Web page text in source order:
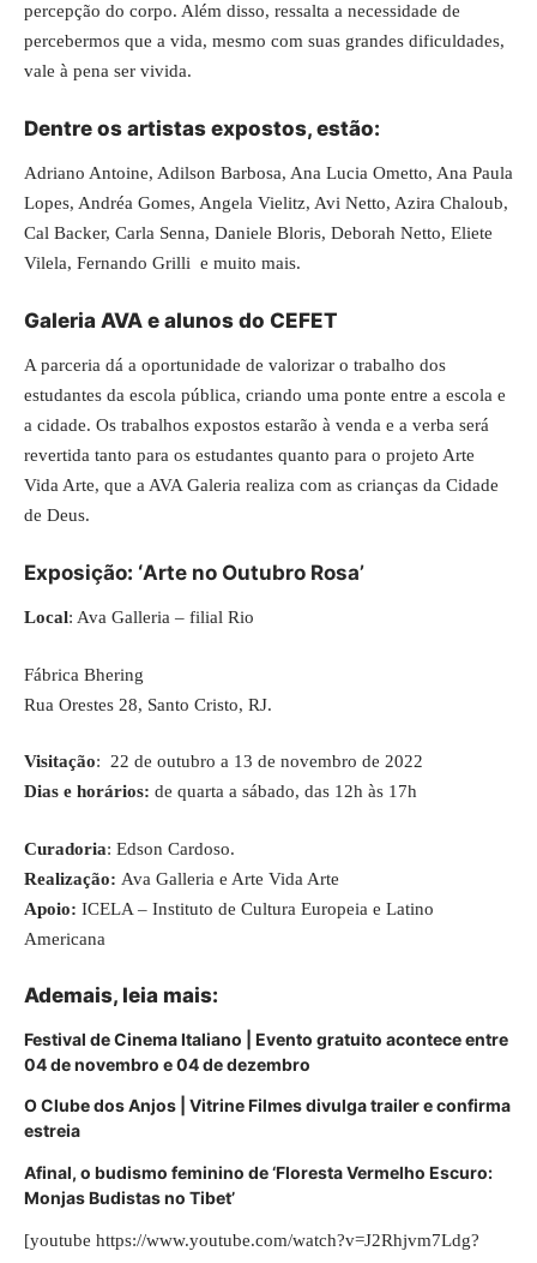
percepção do corpo. Além disso, ressalta a necessidade de
percebermos que a vida, mesmo com suas grandes dificuldades,
vale à pena ser vivida.
Dentre os artistas expostos, estão:
Adriano Antoine, Adilson Barbosa, Ana Lucia Ometto, Ana Paula
Lopes, Andréa Gomes, Angela Vielitz, Avi Netto, Azira Chaloub,
Cal Backer, Carla Senna, Daniele Bloris, Deborah Netto, Eliete
Vilela, Fernando Grilli e muito mais.
Galeria AVA e alunos do CEFET
A parceria dá a oportunidade de valorizar o trabalho dos
estudantes da escola pública, criando uma ponte entre a escola e
a cidade. Os trabalhos expostos estarão à venda e a verba será
revertida tanto para os estudantes quanto para o projeto Arte
Vida Arte, que a AVA Galeria realiza com as crianças da Cidade
de Deus.
Exposição: ‘Arte no Outubro Rosa’
Local: Ava Galleria – filial Rio
Fábrica Bhering
Rua Orestes 28, Santo Cristo, RJ.
Visitação: 22 de outubro a 13 de novembro de 2022
Dias e horários: de quarta a sábado, das 12h às 17h
Curadoria: Edson Cardoso.
Realização: Ava Galleria e Arte Vida Arte
Apoio: ICELA – Instituto de Cultura Europeia e Latino
Americana
Ademais, leia mais:
Festival de Cinema Italiano | Evento gratuito acontece entre
04 de novembro e 04 de dezembro
O Clube dos Anjos | Vitrine Filmes divulga trailer e confirma
estreia
Afinal, o budismo feminino de ‘Floresta Vermelho Escuro:
Monjas Budistas no Tibet’
[youtube https://www.youtube.com/watch?v=J2Rhjvm7Ldg?